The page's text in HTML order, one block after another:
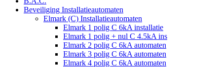
Beveiliging Installatieautomaten
Elmark (C) Installatieautomaten
Elmark 1 polig C 6kA installatie
Elmark 1 polig + nul C 4.5kA ins
Elmark 2 polig C 6kA automaten
Elmark 3 polig C 6kA automaten
Elmark 4 polig C 6kA automaten